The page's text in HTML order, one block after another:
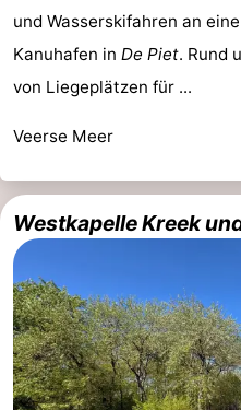
und Wasserskifahren an
Kanuhafen in De Piet. Rund
von Liegeplätzen für ...
Veerse Meer
Westkapelle Kreek